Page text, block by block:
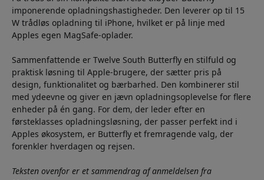
imponerende opladningshastigheder. Den leverer op til 15
W trådløs opladning til iPhone, hvilket er på linje med
Apples egen MagSafe-oplader.
Sammenfattende er Twelve South Butterfly en stilfuld og
praktisk løsning til Apple-brugere, der sætter pris på
design, funktionalitet og bærbarhed. Den kombinerer stil
med ydeevne og giver en jævn opladningsoplevelse for flere
enheder på én gang. For dem, der leder efter en
førsteklasses opladningsløsning, der passer perfekt ind i
Apples økosystem, er Butterfly et fremragende valg, der
forenkler hverdagen og rejsen.
Teksten ovenfor er et sammendrag af anmeldelsen fra